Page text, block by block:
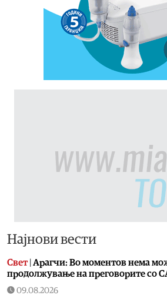
Најнови вести
Свет| Арагчи: Во моментов нема
продолжување на преговорите со
09.08.2026